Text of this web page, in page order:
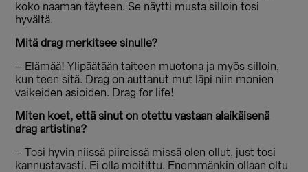
koko naaman täyteen. Se näytti musta silloin tosi
hyvältä.
Mitä drag merkitsee sinulle?
– Elämää! Ylipäätään taiteen muotona ja myös silloin,
kun teen sitä. Drag on auttanut mut läpi niin monien
vaikeiden asioiden. Drag for life!
Miten koet, että sinut on otettu vastaan alaikäisenä
drag artistina?
– Tosi hyvin niissä piireissä missä olen ollut, just tosi
kannustavasti. Ei olla moitittu. Enemmänkin ollaan oltu